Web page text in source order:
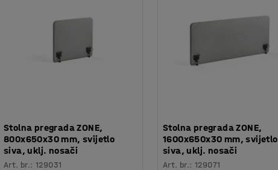
Stolna pregrada ZONE,
800x650x30 mm, svijetlo
siva, uklj. nosači
Art. br.:129031
Stolna pregrada ZONE,
1600x650x30 mm, svijetlo
siva, uklj. nosači
Art. br.:129071